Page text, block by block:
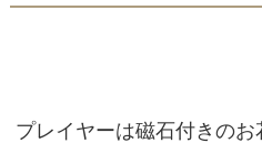
プレイヤーは磁石付きの